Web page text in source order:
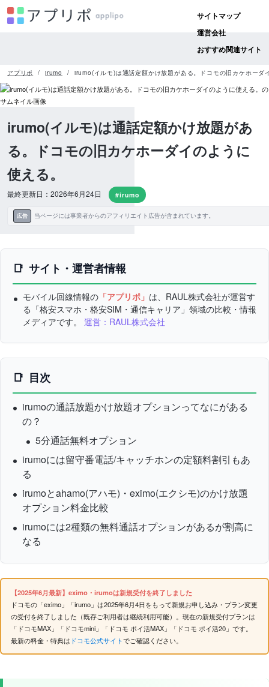
サイトマップ
運営会社
おすすめ関連サイト
アプリポ irumo irumo(イルモ)は通話定額かけ放題がある。ドコモの旧カケホーダ
irumo(イルモ)は通話定額かけ放題があ
る。ドコモの旧カケホーダイのように
使える。
最終更新日：2026年6月24日 #irumo
広告 当ページには事業者からのアフィリエイト広告が含まれています。
サイト・運営者情報
モバイル回線情報の 「アプリポ」 は、RAUL株式会社が運営す
る「格安スマホ・格安SIM・通信キャリア」領域の比較・情報
メディアです。 運営：RAUL株式会社
目次
irumoの通話放題かけ放題オプションってなにがある
の？
5分通話無料オプション
irumoには留守番電話/キャッチホンの定額料割引もあ
る
irumoとahamo(アハモ)・eximo(エクシモ)のかけ放題
オプション料金比較
irumoには2種類の無料通話オプションがあるが割高に
なる
【2025年6月最新】eximo・irumoは新規受付を終了しました
ドコモの「eximo」「irumo」は2025年6月4日をもって新規お申し込み・プラン変更
の受付を終了しました（既存ご利用者は継続利用可能）。現在の新規受付プランは
「ドコモMAX」「ドコモmini」「ドコモ ポイ活MAX」「ドコモ ポイ活20」です。
最新の料金・特典は ドコモ公式サイトでご確認ください。